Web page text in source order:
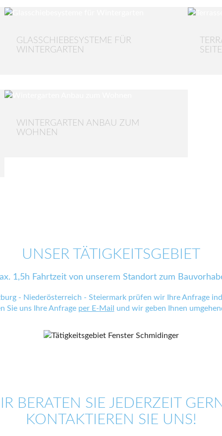
GLASSCHIEBESYSTEME FÜR
WINTERGARTEN
WINTERGARTEN ANBAU ZUM
WOHNEN
UNSER TÄTIGKEITSGEBIET
1,5h Fahrtzeit von unserem Standort zum
- Niederösterreich - Steiermark prüfen wir Ihre Anfrage
Sie uns Ihre Anfrage per E-Mail und wir geben Ihnen
BERATEN SIE JEDERZEIT
KONTAKTIEREN SIE UNS!